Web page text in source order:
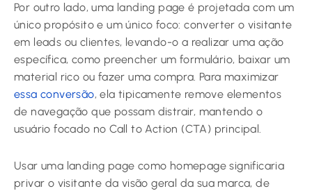
Por outro lado, uma landing page é projetada com um
único propósito e um único foco: converter o visitante
em leads ou clientes, levando-o a realizar uma ação
específica, como preencher um formulário, baixar um
material rico ou fazer uma compra. Para maximizar
essa conversão, ela tipicamente remove elementos
de navegação que possam distrair, mantendo o
usuário focado no Call to Action (CTA) principal.
Usar uma landing page como homepage significaria
privar o visitante da visão geral da sua marca, de